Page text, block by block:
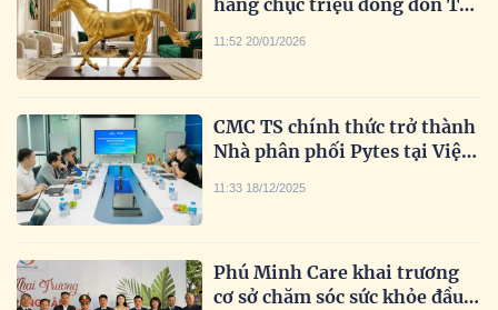
hàng chục triệu đồng đón Tết
11:52 20/01/2026
CMC TS chính thức trở thành
Nhà phân phối Pytes tại Việt
tầng lưu trữ năng lượng trong
11:33 18/12/2025
Phú Minh Care khai trương
cơ sở chăm sóc sức khỏe đầu